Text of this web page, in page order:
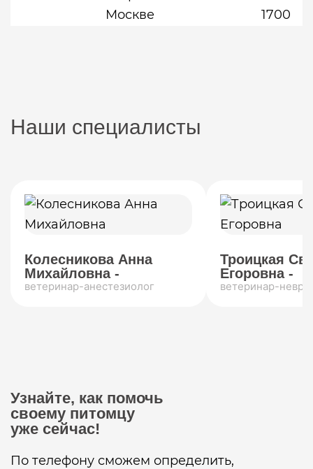
Москве
1700
Наши специалисты
Колесникова Анна
Михайловна -
ветеринар-анестезиолог
Троицкая
Егоровна -
ветеринар-
Узнайте, как помочь
своему питомцу
уже сейчас!
По телефону сможем определить,